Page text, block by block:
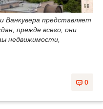
Ванкувера представляет
прежде всего, они
недвижимости,
0